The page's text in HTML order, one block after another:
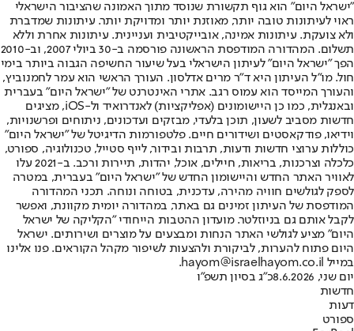
"ישראל היום" הוא גוף תקשורת שנוסד מתוך האמונה שהציבור הישראלי
ראוי לעיתונות טובה יותר, מאוזנת יותר ומדויקת יותר. עיתונות שמדברת
ולא צועקת. עיתונות אמינה, אובייקטיבית ועניינית. עיתונות אחרת וללא
תשלום. המהדורה המודפסת הראשונה פורסמה ב-30 ביולי 2007, וב-2010
הפך "ישראל היום" לעיתון הישראלי בעל שיעור החשיפה הגבוה ביותר בימי
חול. מו"ל העיתון היא ד"ר מרים אדלסון. העורך הראשי הוא עמר לחמנוביץ,
והעורך המייסד הוא עמוס רגב. אתרי האינטרנט של "ישראל היום" בעברית
ובאנגלית, כמו כן היישומונים (אפליקציות) לאנדרואיד ול-iOS, מציגים
חדשות מסביב לשעון, תוכן בלעדי, מבזקים ועדכונים, ניתוחים ופרשנויות,
וידיאו, פודקאסטים ושידורים חיים. פלטפורמות הדיגיטל של "ישראל היום"
כוללות ערוצי חדשות ודעות, תרבות ובידור, לייף סטייל, טכנולוגיה, ספורט,
כלכלה וצרכנות, בריאות, חיילים, אוכל, יהדות, תיירות ורכב. ב-2021 עלו
לאוויר האתר החדש והיישומון החדש של "ישראל היום" בעברית, במטרה
לספק לגולשים חוויה מהירה, עדכנית, בטוחה ונוחה. תכני המהדורה
המודפסת של העיתון זמינים גם באתר, במהדורה יומית מקוונת, ואפשר
לקבל אותם גם בניוזלטר. מועדון ההטבות הייחודי "הקליקה של ישראל
היום" מציע לגולשי האתר הנחות ומבצעים על מוצרים ושירותים. ישראל
היום פתוח להערות, לביקורת ולהצעות לשיפור מקהל הקוראים. פנו אלינו
במייל hayom@israelhayom.co.il.
יום שני, 8.6.2026
כ"ג בסיון תשפ"ו
חדשות
דעות
ספורט